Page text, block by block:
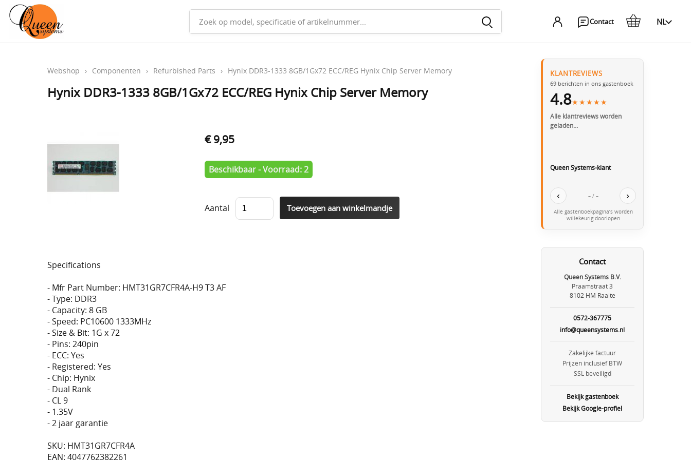
Contact NL
Webshop › Componenten › Refurbished Parts › Hynix DDR3-1333 8GB/1Gx72 ECC/REG Hynix Chip Server Memory
Hynix DDR3-1333 8GB/1Gx72 ECC/REG Hynix Chip Server Memory
€ 9,95
Beschikbaar - Voorraad: 2
Aantal
Specifications
- Mfr Part Number: HMT31GR7CFR4A-H9 T3 AF
- Type: DDR3
- Capacity: 8 GB
- Speed: PC10600 1333MHz
- Size & Bit: 1G x 72
- Pins: 240pin
- ECC: Yes
- Registered: Yes
- Chip: Hynix
- Dual Rank
- CL 9
- 1.35V
- 2 jaar garantie
SKU: HMT31GR7CFR4A
EAN: 4047762382261
KLANTREVIEWS
69 berichten in ons gastenboek
4.8★★★★★
Alle klantreviews worden
geladen…
Queen Systems-klant
‹ – / – ›
Alle gastenboekpagina’s worden
willekeurig doorlopen
Contact
Queen Systems B.V.
Praamstraat 3
8102 HM Raalte
0572-367775
info@queensystems.nl
Zakelijke factuur
Prijzen inclusief BTW
SSL beveiligd
Bekijk gastenboek
Bekijk Google-profiel